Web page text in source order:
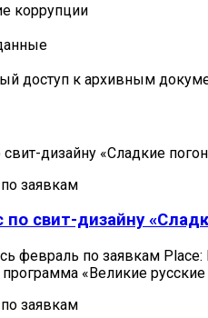
коррупции
доступ к архивным
свит-дизайну «Сладкие
заявкам
по свит-дизайну
февраль по заявкам
программа «Великие
заявкам